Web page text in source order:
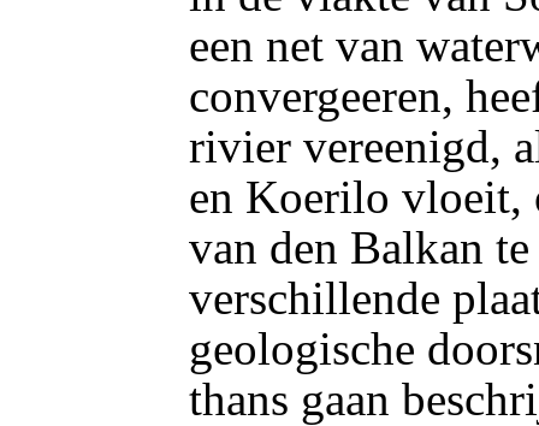
een net van
convergeeren,
rivier vereenigd,
en Koerilo vloeit,
van den Balkan
verschillende
geologische
thans gaan